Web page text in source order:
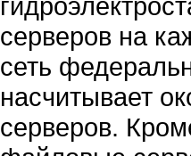
серверов на
сеть
насчитывает
серверов.